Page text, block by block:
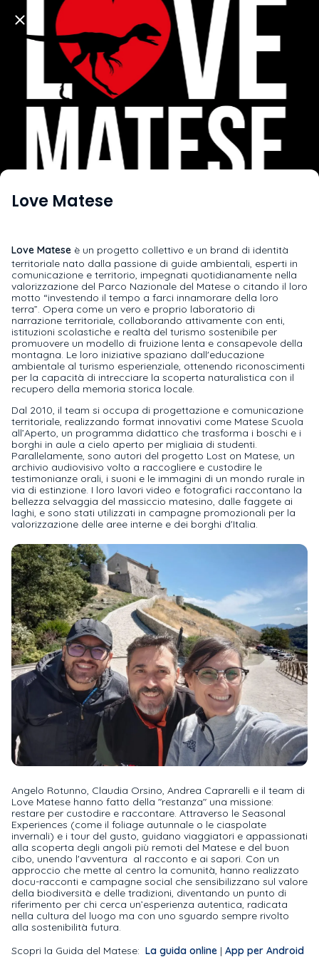
Love Matese
Love Matese è un progetto collettivo e un brand di identità
territoriale nato dalla passione di guide ambientali, esperti in
comunicazione e territorio, impegnati quotidianamente nella
valorizzazione del Parco Nazionale del Matese o citando il loro
motto “investendo il tempo a farci innamorare della loro
terra”. Opera come un vero e proprio laboratorio di
narrazione territoriale, collaborando attivamente con enti,
istituzioni scolastiche e realtà del turismo sostenibile per
promuovere un modello di fruizione lenta e consapevole della
montagna. Le loro iniziative spaziano dall'educazione
ambientale al turismo esperienziale, ottenendo riconoscimenti
per la capacità di intrecciare la scoperta naturalistica con il
recupero della memoria storica locale.
Dal 2010, il team si occupa di progettazione e comunicazione
territoriale, realizzando format innovativi come Matese Scuola
all’Aperto, un programma didattico che trasforma i boschi e i
borghi in aule a cielo aperto per migliaia di studenti.
Parallelamente, sono autori del progetto Lost on Matese, un
archivio audiovisivo volto a raccogliere e custodire le
testimonianze orali, i suoni e le immagini di un mondo rurale in
via di estinzione. I loro lavori video e fotografici raccontano la
bellezza selvaggia del massiccio matesino, dalle faggete ai
laghi, e sono stati utilizzati in campagne promozionali per la
valorizzazione delle aree interne e dei borghi d'Italia.
Angelo Rotunno, Claudia Orsino, Andrea Caprarelli e il team di
Love Matese hanno fatto della "restanza" una missione:
restare per custodire e raccontare. Attraverso le Seasonal
Experiences (come il foliage autunnale o le ciaspolate
invernali) e i tour del gusto, guidano viaggiatori e appassionati
alla scoperta degli angoli più remoti del Matese e del buon
cibo, unendo l'avventura al racconto e ai sapori. Con un
approccio che mette al centro la comunità, hanno realizzato
docu-racconti e campagne social che sensibilizzano sul valore
della biodiversità e delle tradizioni, diventando un punto di
riferimento per chi cerca un’esperienza autentica, radicata
nella cultura del luogo ma con uno sguardo sempre rivolto
alla sostenibilità futura.
Scopri la Guida del Matese: La guida online | App per Android